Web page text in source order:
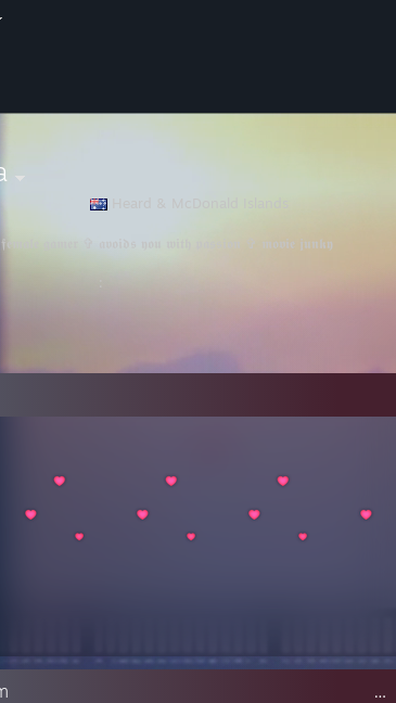
𝖌𝖆𝖒𝖊𝖗 ✞ 𝖆𝖛𝖔𝖎𝖉𝖘 𝖞𝖔𝖚 𝖜𝖎𝖙𝖍 𝖕𝖆𝖘𝖘𝖎𝖔𝖓 ✞ 𝖒𝖔𝖛𝖎𝖊 𝖏𝖚𝖓𝖐𝖞
https://Adding-me-is-a-privilege.com⠀⠀⠀⠀⠀⠀⠀⠀⠀⠀⠀⠀⠀⠀⠀⠀⠀⠀⠀⠀⠀⠀⠀⠀⠀⠀⠀⠀🗕 🗗 ♡⠀